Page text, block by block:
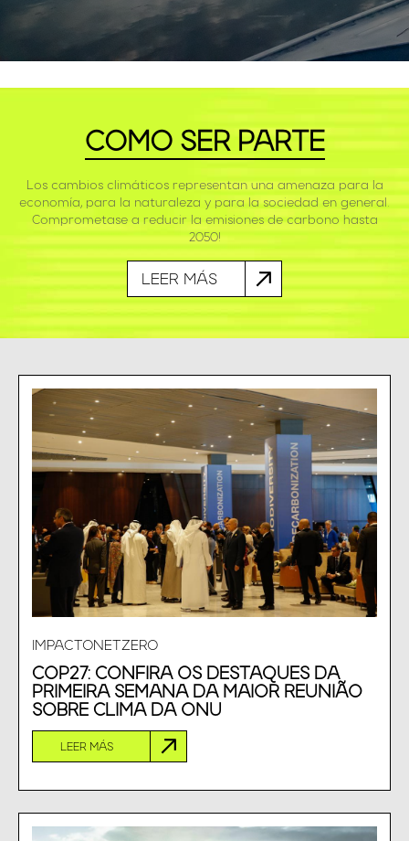
COMO SER PARTE
Los cambios climáticos representan una amenaza para la
economía, para la naturaleza y para la sociedad en general.
Comprometase a reducir la emisiones de carbono hasta
2050!
LEER MÁS
IMPACTONETZERO
COP27: CONFIRA OS DESTAQUES DA
PRIMEIRA SEMANA DA MAIOR REUNIÃO
SOBRE CLIMA DA ONU
LEER MÁS